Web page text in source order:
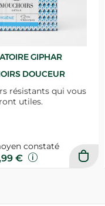
GIPHAR
DOUCEUR
résistants qui vous
utiles.
constaté
€